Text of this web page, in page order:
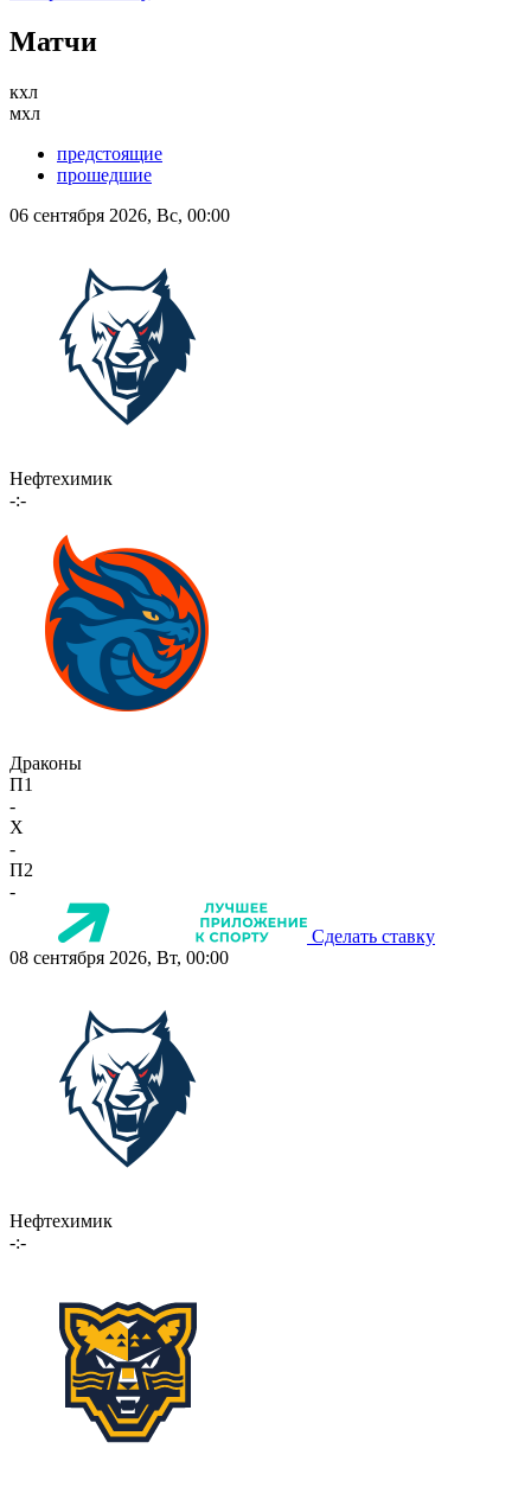
Матчи
кхл
мхл
предстоящие
прошедшие
06 сентября 2026, Вс, 00:00
Нефтехимик
-:-
Драконы
П1
-
X
-
П2
-
Сделать ставку
08 сентября 2026, Вт, 00:00
Нефтехимик
-:-